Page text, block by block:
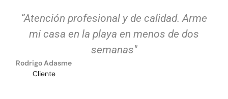
“Atención profesional y de calidad. Arme
mi casa en la playa en menos de dos
semanas"
Rodrigo Adasme
Cliente